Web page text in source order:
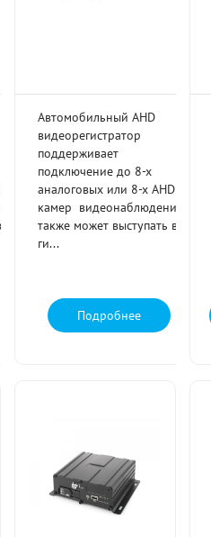
Автомобильный AHD
видеорегистратор
поддерживает
подключение до 8-х
аналоговых или 8-х AHD
камер видеонаблюдения,
также может выступать в
ги...
Подробнее